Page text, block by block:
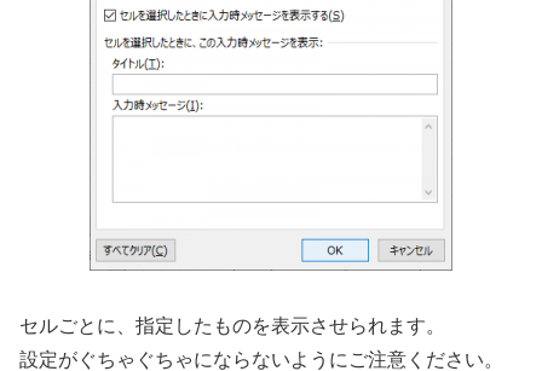
セルごとに、指定したものを表示させられます。
設定がぐちゃぐちゃにならないようにご注意ください。